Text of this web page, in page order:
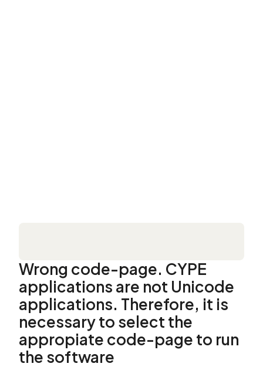
Wrong code-page. CYPE
applications are not Unicode
applications. Therefore, it is
necessary to select the
appropiate code-page to run
the software